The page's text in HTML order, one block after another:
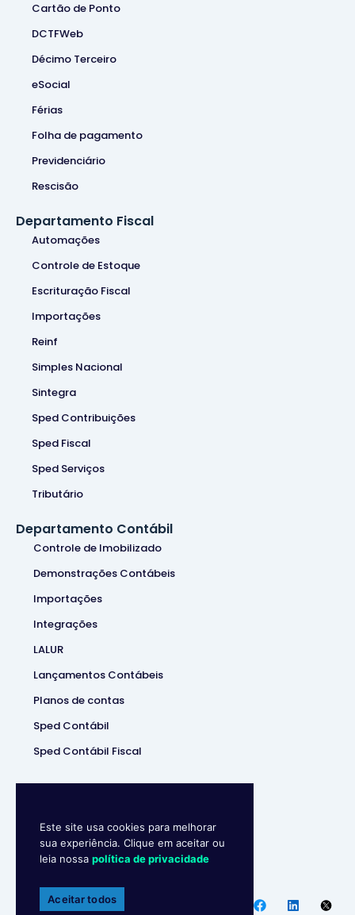
Cartão de Ponto
DCTFWeb
Décimo Terceiro
eSocial
Férias
Folha de pagamento
Previdenciário
Rescisão
Departamento Fiscal
Automações
Controle de Estoque
Escrituração Fiscal
Importações
Reinf
Simples Nacional
Sintegra
Sped Contribuições
Sped Fiscal
Sped Serviços
Tributário
Departamento Contábil
Controle de Imobilizado
Demonstrações Contábeis
Importações
Integrações
LALUR
Lançamentos Contábeis
Planos de contas
Sped Contábil
Sped Contábil Fiscal
Contábill | (37) 3229-5850 |
Política de privacidade
Este site usa cookies para melhorar
sua experiência. Clique em aceitar ou
leia nossa política de privacidade
Aceitar todos